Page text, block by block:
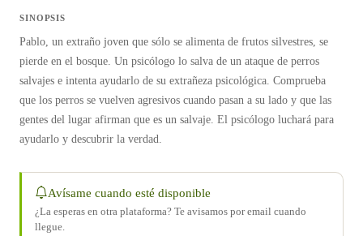
SINOPSIS
Pablo, un extraño joven que sólo se alimenta de frutos silvestres, se
pierde en el bosque. Un psicólogo lo salva de un ataque de perros
salvajes e intenta ayudarlo de su extrañeza psicológica. Comprueba
que los perros se vuelven agresivos cuando pasan a su lado y que las
gentes del lugar afirman que es un salvaje. El psicólogo luchará para
ayudarlo y descubrir la verdad.
Avísame cuando esté disponible
¿La esperas en otra plataforma? Te avisamos por email cuando
llegue.